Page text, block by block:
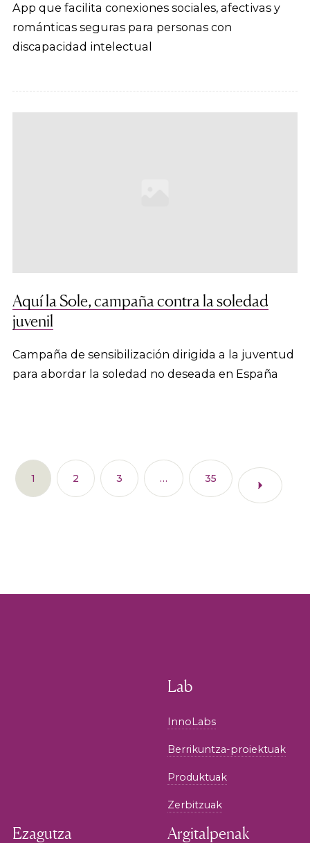
App que facilita conexiones sociales, afectivas y
románticas seguras para personas con
discapacidad intelectual
Aquí la Sole, campaña contra la soledad
juvenil
Campaña de sensibilización dirigida a la juventud
para abordar la soledad no deseada en España
1 2 3 … 35
Lab
InnoLabs
Berrikuntza-proiektuak
Produktuak
Zerbitzuak
Ezagutza Argitalpenak